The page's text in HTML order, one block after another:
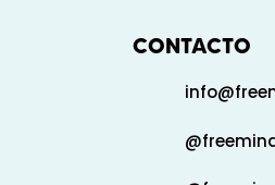
CONTACTO